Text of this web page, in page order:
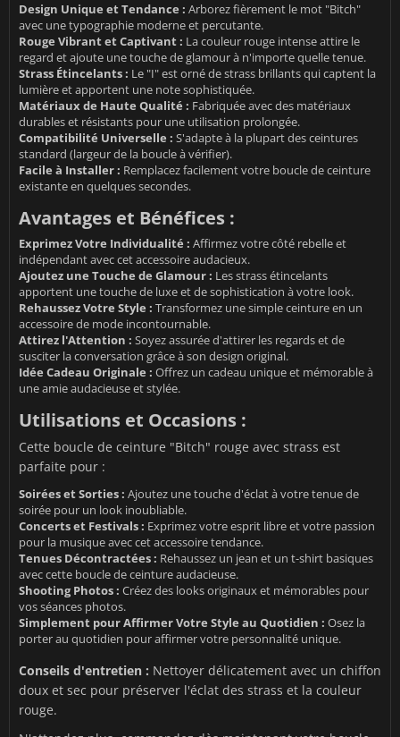
Design Unique et Tendance : Arborez fièrement le mot "Bitch"
avec une typographie moderne et percutante.
Rouge Vibrant et Captivant : La couleur rouge intense attire le
regard et ajoute une touche de glamour à n'importe quelle tenue.
Strass Étincelants : Le "I" est orné de strass brillants qui captent la
lumière et apportent une note sophistiquée.
Matériaux de Haute Qualité : Fabriquée avec des matériaux
durables et résistants pour une utilisation prolongée.
Compatibilité Universelle : S'adapte à la plupart des ceintures
standard (largeur de la boucle à vérifier).
Facile à Installer : Remplacez facilement votre boucle de ceinture
existante en quelques secondes.
Avantages et Bénéfices :
Exprimez Votre Individualité : Affirmez votre côté rebelle et
indépendant avec cet accessoire audacieux.
Ajoutez une Touche de Glamour : Les strass étincelants
apportent une touche de luxe et de sophistication à votre look.
Rehaussez Votre Style : Transformez une simple ceinture en un
accessoire de mode incontournable.
Attirez l'Attention : Soyez assurée d'attirer les regards et de
susciter la conversation grâce à son design original.
Idée Cadeau Originale : Offrez un cadeau unique et mémorable à
une amie audacieuse et stylée.
Utilisations et Occasions :
Cette boucle de ceinture "Bitch" rouge avec strass est
parfaite pour :
Soirées et Sorties : Ajoutez une touche d'éclat à votre tenue de
soirée pour un look inoubliable.
Concerts et Festivals : Exprimez votre esprit libre et votre passion
pour la musique avec cet accessoire tendance.
Tenues Décontractées : Rehaussez un jean et un t-shirt basiques
avec cette boucle de ceinture audacieuse.
Shooting Photos : Créez des looks originaux et mémorables pour
vos séances photos.
Simplement pour Affirmer Votre Style au Quotidien : Osez la
porter au quotidien pour affirmer votre personnalité unique.
Conseils d'entretien : Nettoyer délicatement avec un chiffon
doux et sec pour préserver l'éclat des strass et la couleur
rouge.